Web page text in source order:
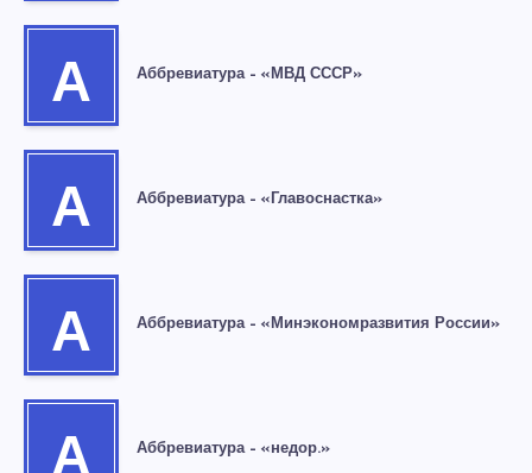
А Аббревиатура – «МВД СССР»
А Аббревиатура – «Главоснастка»
А Аббревиатура – «Минэкономразвития России»
А Аббревиатура – «недор.»